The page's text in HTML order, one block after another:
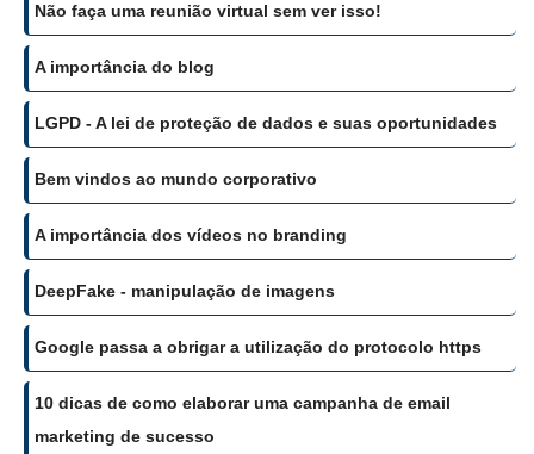
Não faça uma reunião virtual sem ver isso!
A importância do blog
LGPD - A lei de proteção de dados e suas oportunidades
Bem vindos ao mundo corporativo
A importância dos vídeos no branding
DeepFake - manipulação de imagens
Google passa a obrigar a utilização do protocolo https
10 dicas de como elaborar uma campanha de email
marketing de sucesso